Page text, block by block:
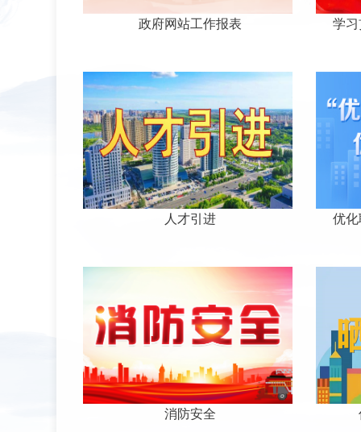
政府网站工作报表 学
人才引进 优
消防安全